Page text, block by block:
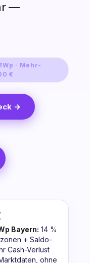
—
· Mehr-
€
→
Bayern: 14 %
+ Saldo-
Cash-Verlust
ohne